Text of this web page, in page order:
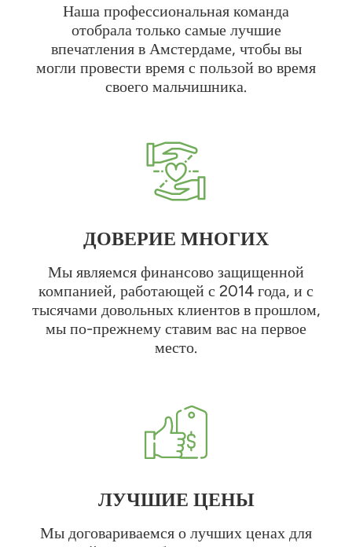
Наша профессиональная команда
отобрала только самые лучшие
впечатления в Амстердаме, чтобы вы
могли провести время с пользой во время
своего мальчишника.
ДОВЕРИЕ МНОГИХ
Мы являемся финансово защищенной
компанией, работающей с 2014 года, и с
тысячами довольных клиентов в прошлом,
мы по-прежнему ставим вас на первое
место.
ЛУЧШИЕ ЦЕНЫ
Мы договариваемся о лучших ценах для